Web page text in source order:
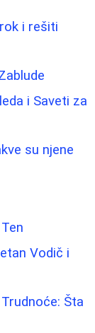
i rešiti
i Saveti za
su njene
Vodič i
Šta